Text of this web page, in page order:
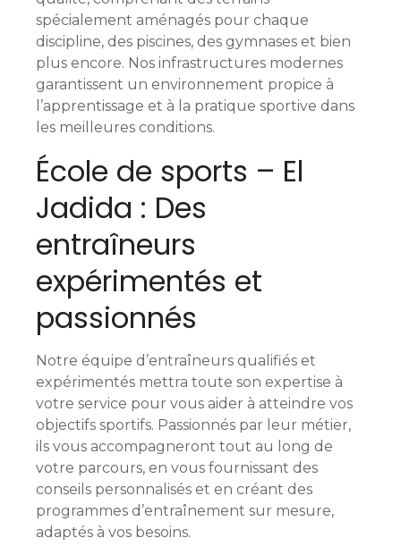
spécialement aménagés pour chaque
discipline, des piscines, des gymnases et bien
plus encore. Nos infrastructures modernes
garantissent un environnement propice à
l’apprentissage et à la pratique sportive dans
les meilleures conditions.
École de sports – El
Jadida : Des
entraîneurs
expérimentés et
passionnés
Notre équipe d’entraîneurs qualifiés et
expérimentés mettra toute son expertise à
votre service pour vous aider à atteindre vos
objectifs sportifs. Passionnés par leur métier,
ils vous accompagneront tout au long de
votre parcours, en vous fournissant des
conseils personnalisés et en créant des
programmes d’entraînement sur mesure,
adaptés à vos besoins.